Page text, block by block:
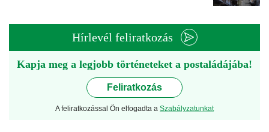
Hírlevél feliratkozás
Kapja meg a legjobb történeteket a postaládájába!
Feliratkozás
A feliratkozással Ön elfogadta a Szabályzatunkat